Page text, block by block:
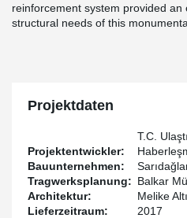
reinforcement system provided an
structural needs of this
Projektdaten
Projektentwickler:
T.C.
Bauunternehmen:
Tragwerksplanung: Balkar
Architektur:
Melike
Lieferzeitraum:
2017